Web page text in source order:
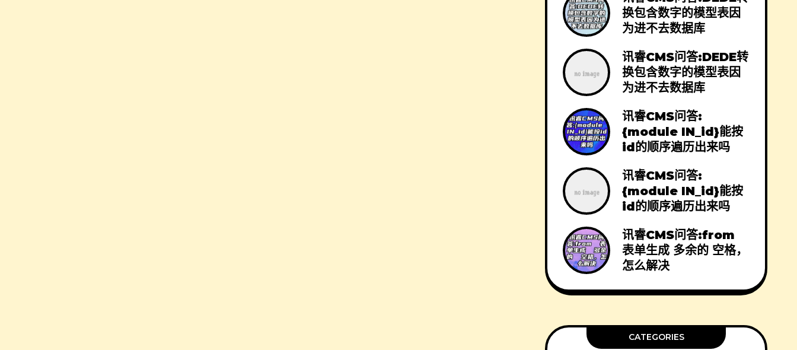
换包含数字的模型表因
为进不去数据库
讯睿CMS问答:DEDE转
换包含数字的模型表因
为进不去数据库
讯睿CMS问答:
{module IN_id}能按
id的顺序遍历出来吗
讯睿CMS问答:
{module IN_id}能按
id的顺序遍历出来吗
讯睿CMS问答:from
表单生成 多余的 空格，
怎么解决
CATEGORIES